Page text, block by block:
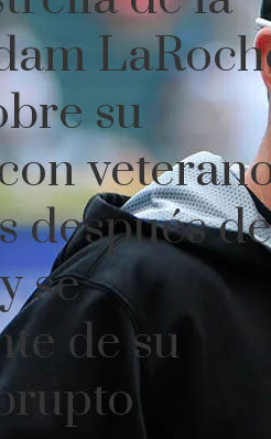
su
después
se
de su